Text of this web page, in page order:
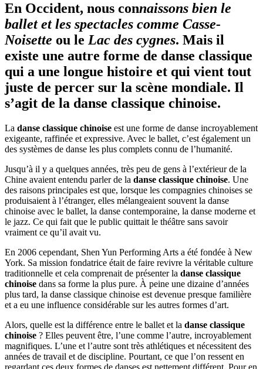
En Occident, nous connaissons bien le
ballet et les spectacles comme Casse-
Noisette ou le Lac des cygnes. Mais il
existe une autre forme de danse classique
qui a une longue histoire et qui vient tout
juste de percer sur la scène mondiale. Il
s’agit de la danse classique chinoise.
La danse classique chinoise est une forme de danse incroyablement
exigeante, raffinée et expressive. Avec le ballet, c’est également un
des systèmes de danse les plus complets connu de l’humanité.
Jusqu’à il y a quelques années, très peu de gens à l’extérieur de la
Chine avaient entendu parler de la danse classique chinoise. Une
des raisons principales est que, lorsque les compagnies chinoises se
produisaient à l’étranger, elles mélangeaient souvent la danse
chinoise avec le ballet, la danse contemporaine, la danse moderne et
le jazz. Ce qui fait que le public quittait le théâtre sans savoir
vraiment ce qu’il avait vu.
En 2006 cependant, Shen Yun Performing Arts a été fondée à New
York. Sa mission fondatrice était de faire revivre la véritable culture
traditionnelle et cela comprenait de présenter la danse classique
chinoise dans sa forme la plus pure. À peine une dizaine d’années
plus tard, la danse classique chinoise est devenue presque familière
et a eu une influence considérable sur les autres formes d’art.
Alors, quelle est la différence entre le ballet et la danse classique
chinoise ? Elles peuvent être, l’une comme l’autre, incroyablement
magnifiques. L’une et l’autre sont très athlétiques et nécessitent des
années de travail et de discipline. Pourtant, ce que l’on ressent en